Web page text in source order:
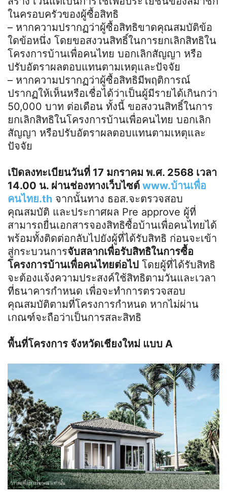
ในครอบครัวของผู้ซื้อสิทธิ
– หากความปรากฏว่าผู้ซื้อสิทธิขาดคุณสมบัติข้อ
ใดข้อหนึ่ง โดยขอสงวนสิทธิ์ในการยกเลิกสิทธิใน
โครงการบ้านเพื่อคนไทย บอกเลิกสัญญา หรือ
ปรับอัตราผลตอบแทนตามเหตุและปัจจัย
– หากความปรากฏว่าผู้ซื้อสิทธิมีพฤติการณ์
ปรากฏให้เห็นหรือเชื่อได้ว่าเป็นผู้มีรายได้เกินกว่า
50,000 บาท ต่อเดือน ทั้งนี้ ขอสงวนสิทธิ์ในการ
ยกเลิกสิทธิในโครงการบ้านเพื่อคนไทย บอกเลิก
สัญญา หรือปรับอัตราผลตอบแทนตามเหตุและ
ปัจจัย
เปิดลงทะเบียนวันที่ 17 มกราคม พ.ศ. 2568 เวลา
14.00 น. ผ่านช่องทางเว็บไซต์ www.บ้านเพื่อ
คนไทย.th จากนั้นทาง ธอส.จะตรวจสอบ
คุณสมบัติ และประกาศผล Pre approve ผู้ที่
สามารถยื่นเอกสารจองสิทธิซื้อบ้านเพื่อคนไทยได้
พร้อมทั้งติดต่อกลับไปยังผู้ที่ได้รับสิทธิ ก่อนจะเข้า
สู่กระบวนการจับสลากเพื่อรับสิทธิในการซื้อ
โครงการบ้านเพื่อคนไทยต่อไป โดยผู้ที่ได้รับสิทธิ
จะต้องแจ้งความประสงค์ใช้สิทธิตามวันและเวลา
ที่ธนาคารกำหนด เพื่อจะทำการตรวจสอบ
คุณสมบัติตามที่โครงการกำหนด หากไม่ผ่าน
เกณฑ์จะถือว่าเป็นการสละสิทธิ
พื้นที่โครงการ จังหวัดเชียงใหม่ แบบ A